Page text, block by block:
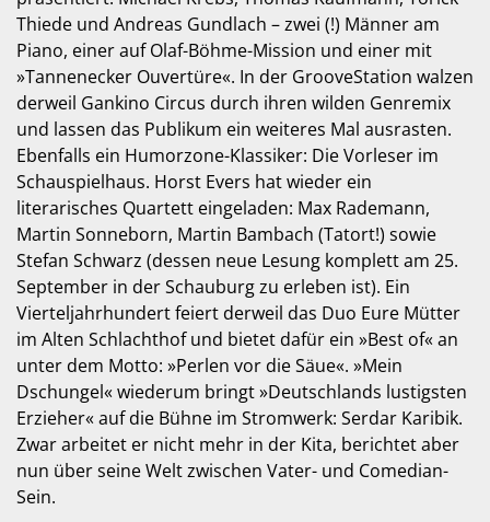
Thiede und Andreas Gundlach – zwei (!) Männer am
Piano, einer auf Olaf-Böhme-Mission und einer mit
»Tannenecker Ouvertüre«. In der GrooveStation walzen
derweil Gankino Circus durch ihren wilden Genremix
und lassen das Publikum ein weiteres Mal ausrasten.
Ebenfalls ein Humorzone-Klassiker: Die Vorleser im
Schauspielhaus. Horst Evers hat wieder ein
literarisches Quartett eingeladen: Max Rademann,
Martin Sonneborn, Martin Bambach (Tatort!) sowie
Stefan Schwarz (dessen neue Lesung komplett am 25.
September in der Schauburg zu erleben ist). Ein
Vierteljahrhundert feiert derweil das Duo Eure Mütter
im Alten Schlachthof und bietet dafür ein »Best of« an
unter dem Motto: »Perlen vor die Säue«. »Mein
Dschungel« wiederum bringt »Deutschlands lustigsten
Erzieher« auf die Bühne im Stromwerk: Serdar Karibik.
Zwar arbeitet er nicht mehr in der Kita, berichtet aber
nun über seine Welt zwischen Vater- und Comedian-
Sein.